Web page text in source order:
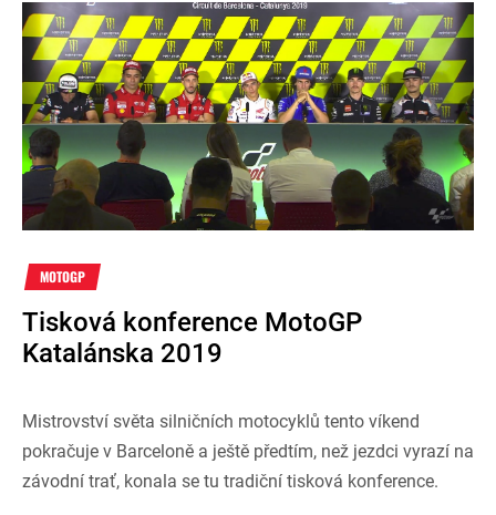
MOTOGP
Tisková konference MotoGP
Katalánska 2019
Mistrovství světa silničních motocyklů tento víkend
pokračuje v Barceloně a ještě předtím, než jezdci vyrazí na
závodní trať, konala se tu tradiční tisková konference.